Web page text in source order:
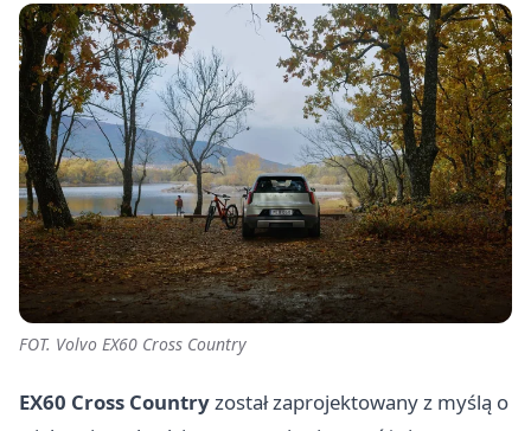
FOT. Volvo EX60 Cross Country
EX60 Cross Countryzostał zaprojektowany z myślą o